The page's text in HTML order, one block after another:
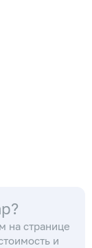
на странице
и